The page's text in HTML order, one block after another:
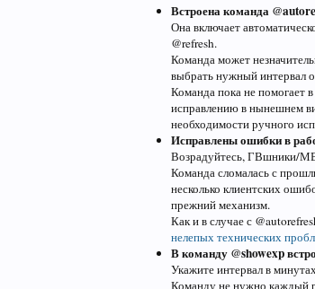
Встроена команда
Она включает
@refresh.
Команда может
выбрать нужный интервал
Команда пока не помогает
исправлению в нынешнем
необходимости ручного
Исправлены ошибки в
Возрадуйтесь, ГВшники/
Команда сломалась с
несколько клиентских
прежний механизм.
Как и в случае с
нелепых технических
В команду @showexp
Укажите интервал в
Команду не нужно каждый